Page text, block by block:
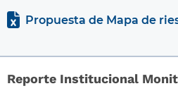
Propuesta de Mapa de
Reporte Institucional